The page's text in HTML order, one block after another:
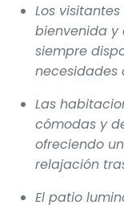
Los
bienvenida y
siempre
necesidades
Las
cómodas y
ofreciendo
relajación
El patio